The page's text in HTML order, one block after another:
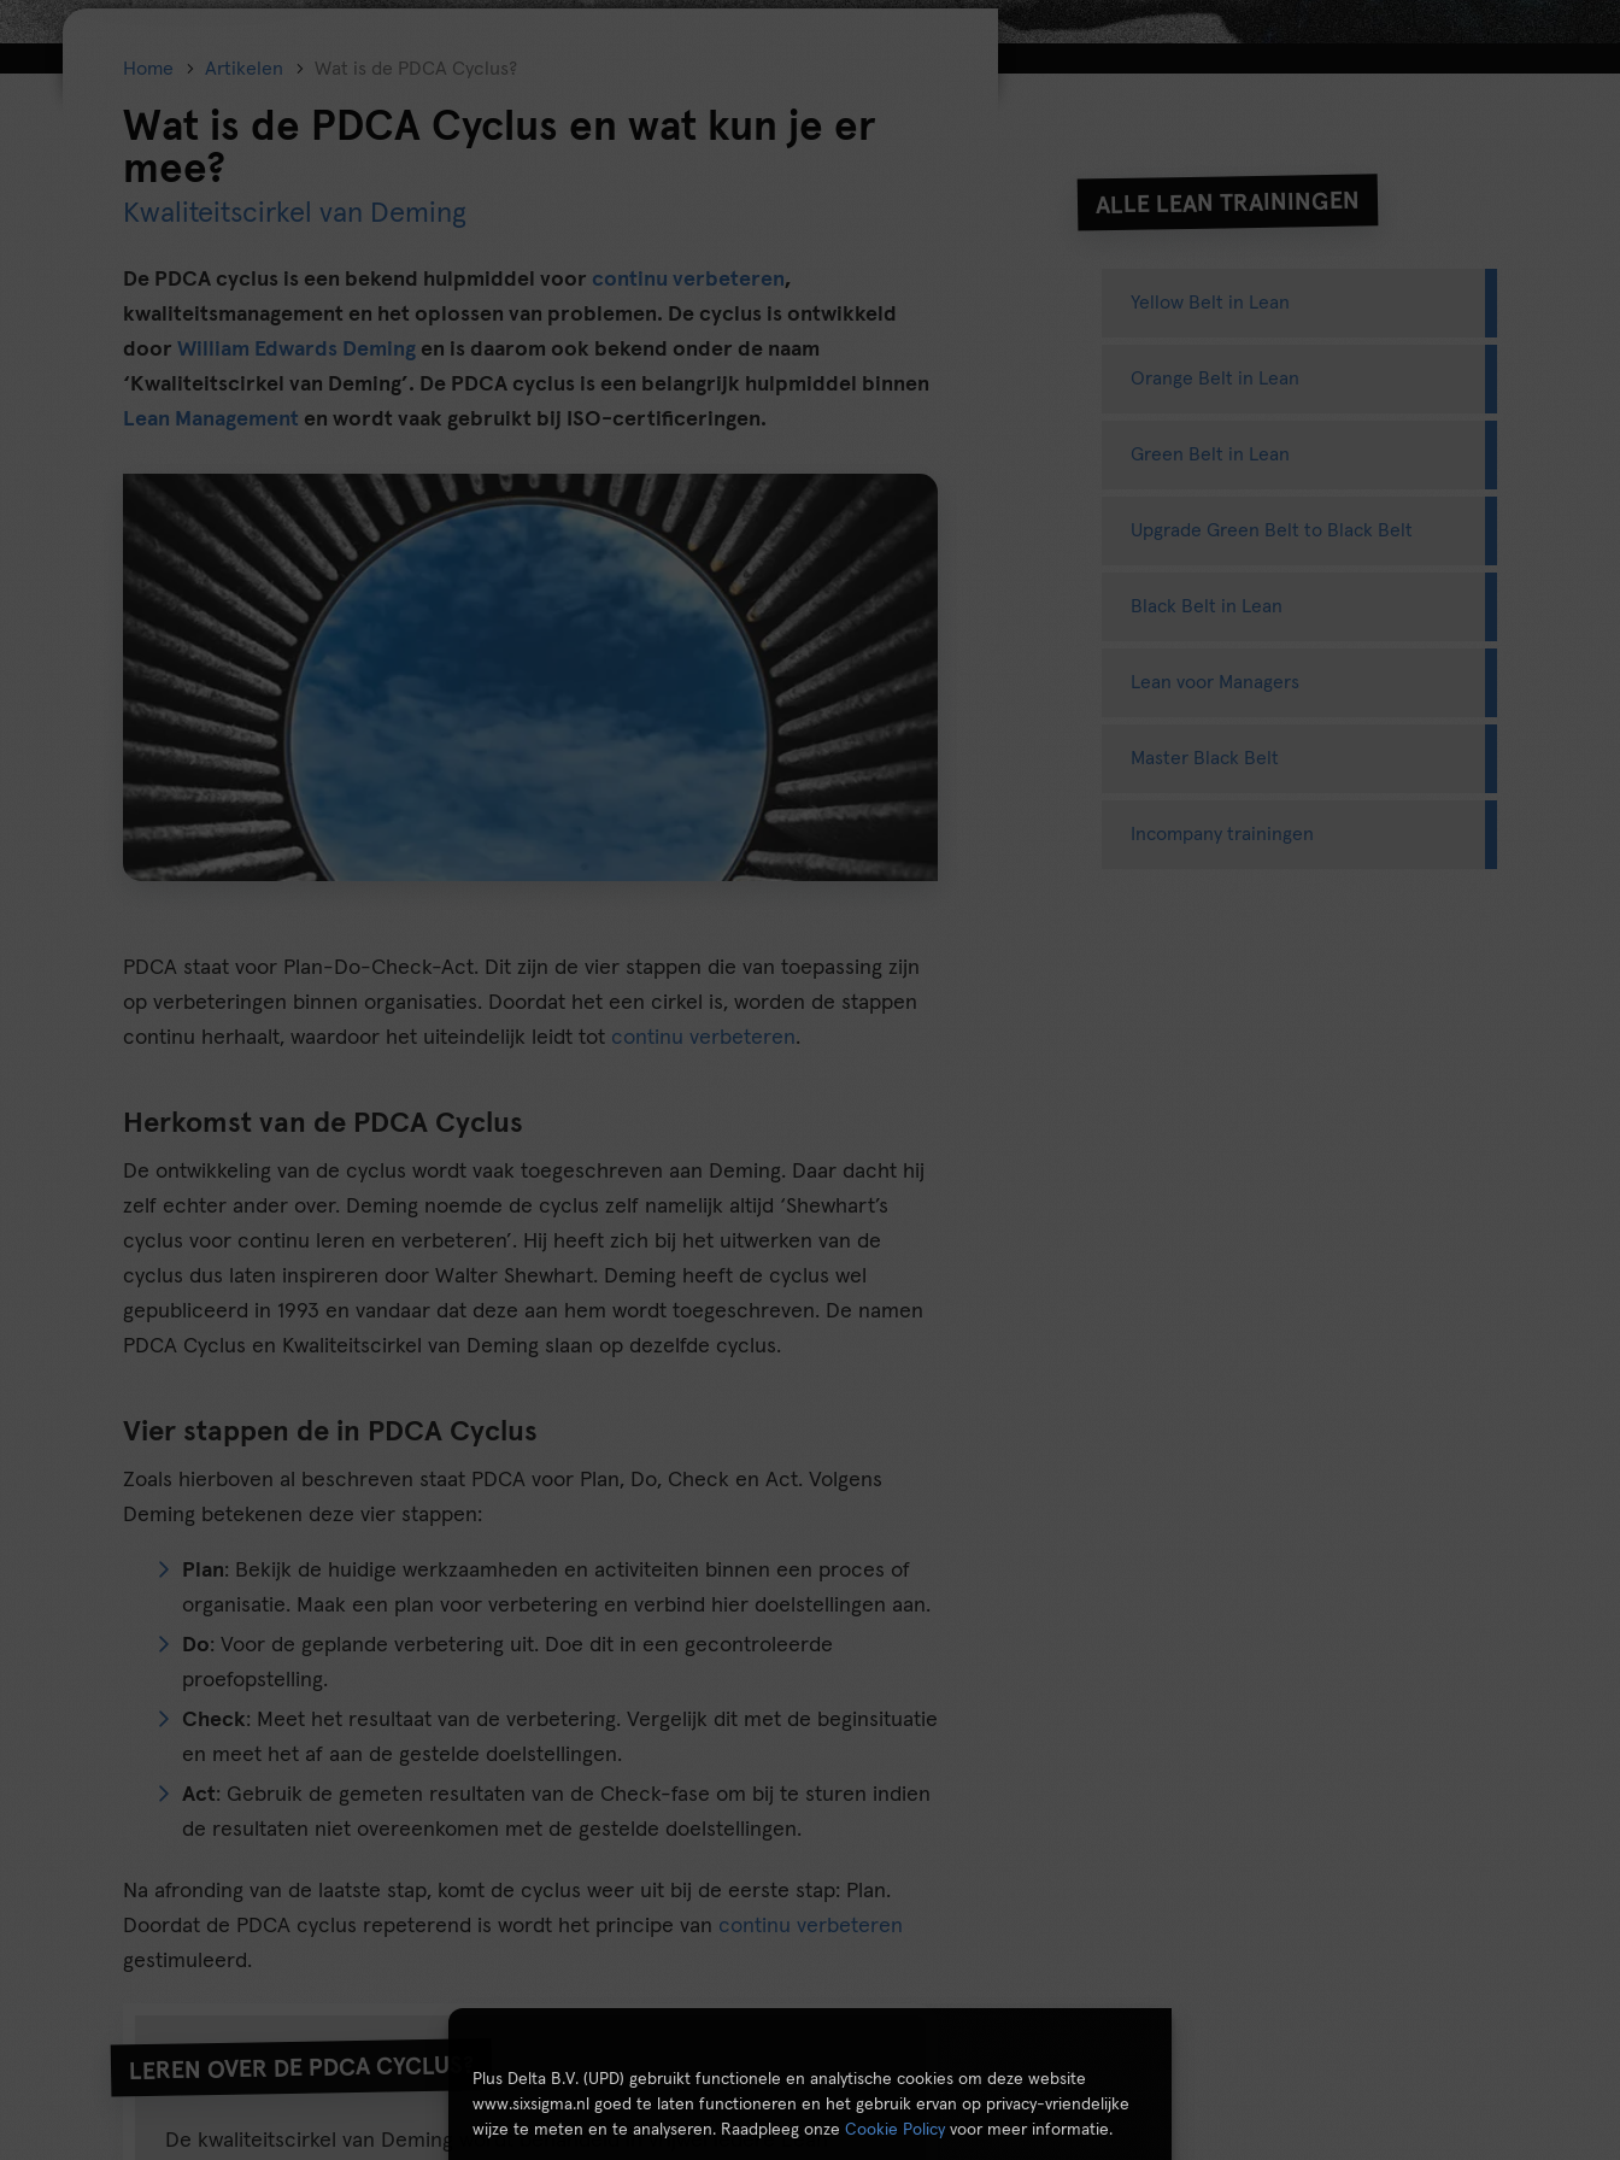
Plus Delta B.V. (UPD) gebruikt functionele en analytische cookies om deze website
www.sixsigma.nl goed te laten functioneren en het gebruik ervan op privacy-vriendelijke
wijze te meten en te analyseren. Raadpleeg onze Cookie Policy voor meer informatie.
Home Artikelen Wat is de PDCA Cyclus?
Wat is de PDCA Cyclus en wat kun je er
mee?
Kwaliteitscirkel van Deming
De PDCA cyclus is een bekend hulpmiddel voor continu verbeteren,
kwaliteitsmanagement en het oplossen van problemen. De cyclus is ontwikkeld
door William Edwards Deming en is daarom ook bekend onder de naam
‘Kwaliteitscirkel van Deming’. De PDCA cyclus is een belangrijk hulpmiddel binnen
Lean Management en wordt vaak gebruikt bij ISO-certificeringen.
PDCA staat voor Plan-Do-Check-Act. Dit zijn de vier stappen die van toepassing zijn
op verbeteringen binnen organisaties. Doordat het een cirkel is, worden de stappen
continu herhaalt, waardoor het uiteindelijk leidt tot continu verbeteren.
Herkomst van de PDCA Cyclus
De ontwikkeling van de cyclus wordt vaak toegeschreven aan Deming. Daar dacht hij
zelf echter ander over. Deming noemde de cyclus zelf namelijk altijd ‘Shewhart’s
cyclus voor continu leren en verbeteren’. Hij heeft zich bij het uitwerken van de
cyclus dus laten inspireren door Walter Shewhart. Deming heeft de cyclus wel
gepubliceerd in 1993 en vandaar dat deze aan hem wordt toegeschreven. De namen
PDCA Cyclus en Kwaliteitscirkel van Deming slaan op dezelfde cyclus.
Vier stappen de in PDCA Cyclus
Zoals hierboven al beschreven staat PDCA voor Plan, Do, Check en Act. Volgens
Deming betekenen deze vier stappen:
Plan: Bekijk de huidige werkzaamheden en activiteiten binnen een proces of
organisatie. Maak een plan voor verbetering en verbind hier doelstellingen aan.
Do: Voor de geplande verbetering uit. Doe dit in een gecontroleerde
proefopstelling.
Check: Meet het resultaat van de verbetering. Vergelijk dit met de beginsituatie
en meet het af aan de gestelde doelstellingen.
Act: Gebruik de gemeten resultaten van de Check-fase om bij te sturen indien
de resultaten niet overeenkomen met de gestelde doelstellingen.
Na afronding van de laatste stap, komt de cyclus weer uit bij de eerste stap: Plan.
Doordat de PDCA cyclus repeterend is wordt het principe van continu verbeteren
gestimuleerd.
LEREN OVER DE PDCA CYCLUS?
De kwaliteitscirkel van Deming wordt behandeld in vrijwel iedere Lean
ALLE LEAN TRAININGEN
Yellow Belt in Lean
Orange Belt in Lean
Green Belt in Lean
Upgrade Green Belt to Black Belt
Black Belt in Lean
Lean voor Managers
Master Black Belt
Incompany trainingen